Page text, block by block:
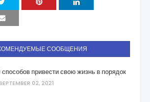
СООБЩЕНИЯ
привести свою жизнь в порядок
SEPTEMBER 02, 2021